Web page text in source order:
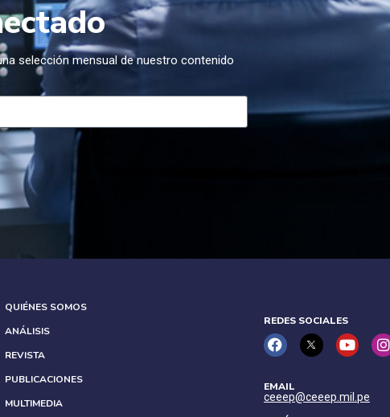
selección mensual de nuestro contenido
QUIÉNES SOMOS
ANÁLISIS
REVISTA
PUBLICACIONES
MULTIMEDIA
REDES SOCIALES
EMAIL
ceeep@ceeep.mil.pe